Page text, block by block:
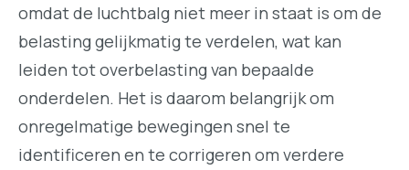
omdat de luchtbalg niet meer in staat is om de
belasting gelijkmatig te verdelen, wat kan
leiden tot overbelasting van bepaalde
onderdelen. Het is daarom belangrijk om
onregelmatige bewegingen snel te
identificeren en te corrigeren om verdere